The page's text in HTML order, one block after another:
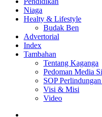
Niaga
Healty & Lifestyle
Budak Ben
Advertorial
Index
Tambahan
Tentang Kaganga
Pedoman Media
SOP
Visi & Misi
Video